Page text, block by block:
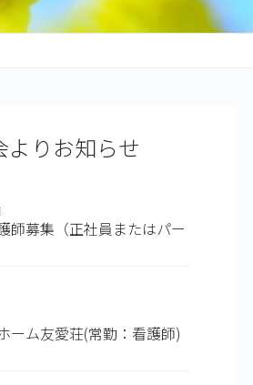
よりお知らせ
募集（正社員またはパー
ーム友愛荘(常勤：看護師)